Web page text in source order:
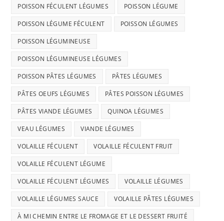
POISSON FÉCULENT LÉGUMES POISSON LÉGUME
POISSON LÉGUME FÉCULENT POISSON LÉGUMES
POISSON LÉGUMINEUSE
POISSON LÉGUMINEUSE LÉGUMES
POISSON PÂTES LÉGUMES PÂTES LÉGUMES
PÂTES OEUFS LÉGUMES PÂTES POISSON LÉGUMES
PÂTES VIANDE LÉGUMES QUINOA LÉGUMES
VEAU LÉGUMES VIANDE LÉGUMES
VOLAILLE FÉCULENT VOLAILLE FÉCULENT FRUIT
VOLAILLE FÉCULENT LÉGUME
VOLAILLE FÉCULENT LÉGUMES VOLAILLE LÉGUMES
VOLAILLE LÉGUMES SAUCE VOLAILLE PÂTES LÉGUMES
À MI CHEMIN ENTRE LE FROMAGE ET LE DESSERT FRUITÉ